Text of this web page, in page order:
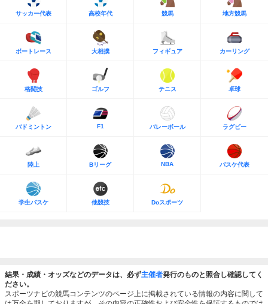
サッカー代表 高校年代 競馬 地方競馬
ボートレース 大相撲 フィギュア カーリング
格闘技 ゴルフ テニス 卓球
バドミントン F1 バレーボール ラグビー
陸上 Bリーグ NBA バスケ代表
学生バスケ 他競技 Doスポーツ
結果・成績・オッズなどのデータは、必ず主催者発行のものと照合し確認してく
ださい。
スポーツナビの競馬コンテンツのページ上に掲載されている情報の内容に関して